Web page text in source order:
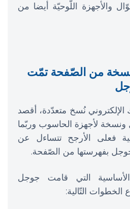
والأجهزة اللّوحيّة أيضا من
من الصّفحة تمّت
نُسخ متعدّدة، أقصد
ونسخة لأجهزة الحاسوب وربّما
فعلى الأرجح تتساءل عن
بفهرستها من الصّفحة.
التي قامت جوجل
الخطوات التّالية: